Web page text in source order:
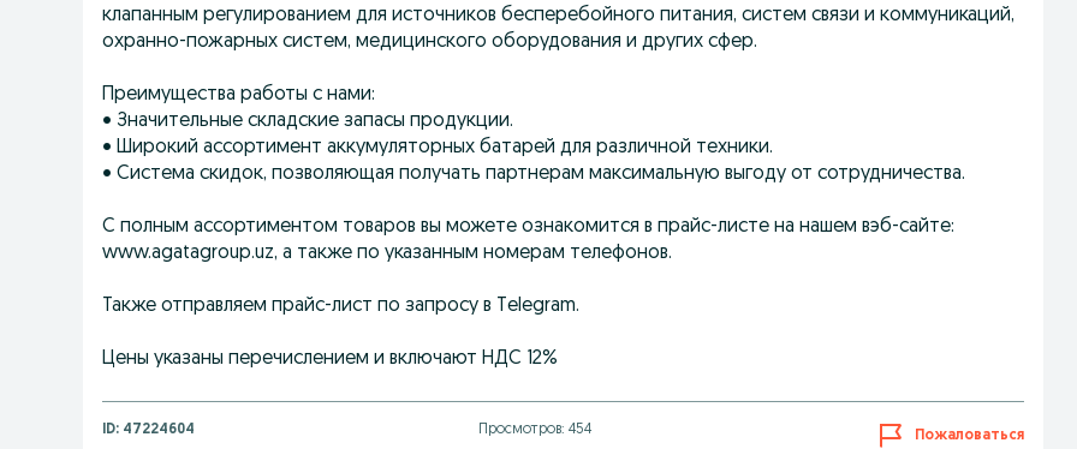
клапанным регулированием для источников бесперебойного питания, систем связи и коммуникаций,
охранно-пожарных систем, медицинского оборудования и других сфер.
Преимущества работы с нами:
• Значительные складские запасы продукции.
• Широкий ассортимент аккумуляторных батарей для различной техники.
• Система скидок, позволяющая получать партнерам максимальную выгоду от сотрудничества.
С полным ассортиментом товаров вы можете ознакомится в прайс-листе на нашем вэб-сайте:
www.agatagroup.uz, а также по указанным номерам телефонов.
Также отправляем прайс-лист по запросу в Telegram.
Цены указаны перечислением и включают НДС 12%
ID: 47224604 Просмотров: 454 Пожаловаться